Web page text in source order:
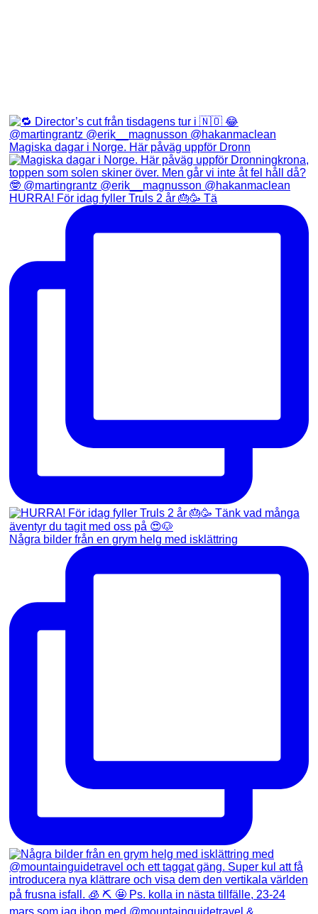
Magiska dagar i Norge. Här påväg uppför Dronn
HURRA! För idag fyller Truls 2 år 🎂🥳 Tä
Några bilder från en grym helg med isklättring